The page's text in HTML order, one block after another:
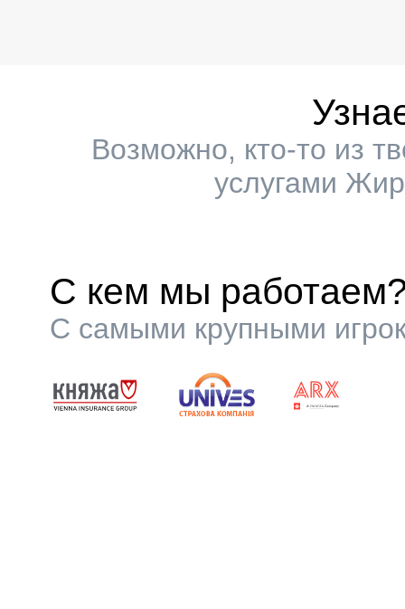
Возможно, кто-то из
услугами
С кем мы
С самыми крупными